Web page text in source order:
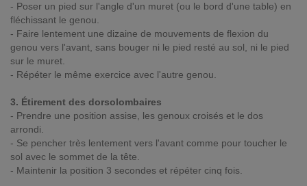
- Poser un pied sur l'angle d'un muret (ou le bord d'une table) en
fléchissant le genou.
- Faire lentement une dizaine de mouvements de flexion du
genou vers l'avant, sans bouger ni le pied resté au sol, ni le pied
sur le muret.
- Répéter le même exercice avec l'autre genou.
3. Étirement des dorsolombaires
- Prendre une position assise, les genoux croisés et le dos
arrondi.
- Se pencher très lentement vers l'avant comme pour toucher le
sol avec le sommet de la tête.
- Maintenir la position 3 secondes et répéter cinq fois.